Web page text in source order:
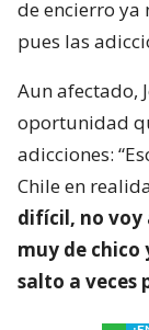
de encierro ya
pues las
Aun afectado,
oportunidad
adicciones:
Chile en
difícil, no voy
muy de chico
salto a veces